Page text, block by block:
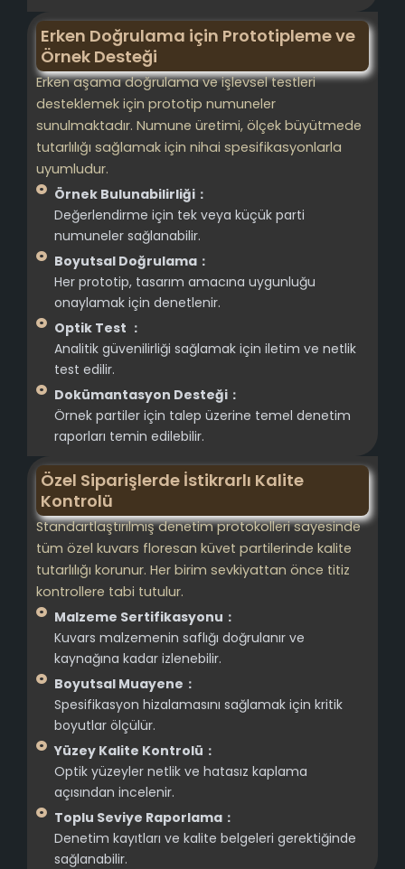
Erken Doğrulama için Prototipleme ve
Örnek Desteği
Erken aşama doğrulama ve işlevsel testleri
desteklemek için prototip numuneler
sunulmaktadır. Numune üretimi, ölçek büyütmede
tutarlılığı sağlamak için nihai spesifikasyonlarla
uyumludur.
Örnek Bulunabilirliği：
Değerlendirme için tek veya küçük parti
numuneler sağlanabilir.
Boyutsal Doğrulama：
Her prototip, tasarım amacına uygunluğu
onaylamak için denetlenir.
Optik Test ：
Analitik güvenilirliği sağlamak için iletim ve netlik
test edilir.
Dokümantasyon Desteği：
Örnek partiler için talep üzerine temel denetim
raporları temin edilebilir.
Özel Siparişlerde İstikrarlı Kalite
Kontrolü
Standartlaştırılmış denetim protokolleri sayesinde
tüm özel kuvars floresan küvet partilerinde kalite
tutarlılığı korunur. Her birim sevkiyattan önce titiz
kontrollere tabi tutulur.
Malzeme Sertifikasyonu：
Kuvars malzemenin saflığı doğrulanır ve
kaynağına kadar izlenebilir.
Boyutsal Muayene：
Spesifikasyon hizalamasını sağlamak için kritik
boyutlar ölçülür.
Yüzey Kalite Kontrolü：
Optik yüzeyler netlik ve hatasız kaplama
açısından incelenir.
Toplu Seviye Raporlama：
Denetim kayıtları ve kalite belgeleri gerektiğinde
sağlanabilir.